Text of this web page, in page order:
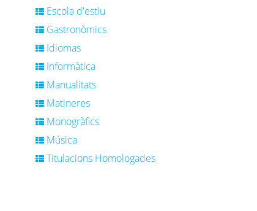
Escola d'estiu
Gastronòmics
Idiomas
Informàtica
Manualitats
Matineres
Monogràfics
Música
Titulacions Homologades